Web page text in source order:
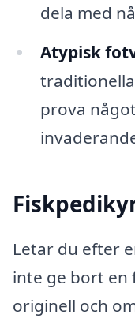
dela med
Atypisk
prova
Letar du efter
inte ge bort en
originell och